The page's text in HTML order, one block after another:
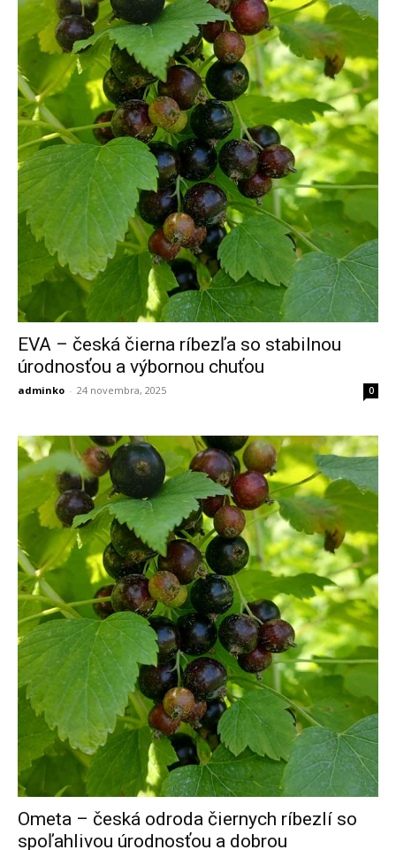
EVA – česká čierna ríbezľa so stabilnou
úrodnosťou a výbornou chuťou
adminko - 24 novembra, 2025 0
Ometa – česká odroda čiernych ríbezlí so
spoľahlivou úrodnosťou a dobrou